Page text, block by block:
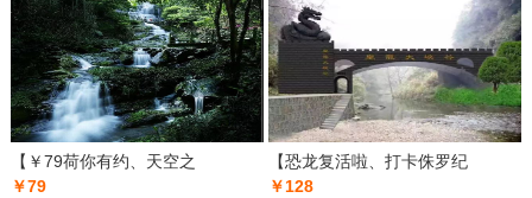
【￥79荷你有约、天空之
￥79
【恐龙复活啦、打卡侏罗纪
￥128